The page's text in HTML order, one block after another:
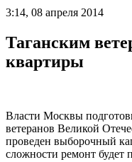
3:14, 08 апреля 2014
Таганским
квартиры
Власти Москвы
ветеранов Великой
проведен выборочный
сложности ремонт будет